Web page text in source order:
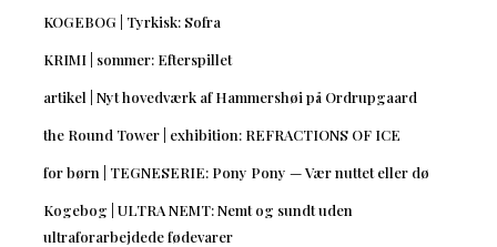
KOGEBOG | Tyrkisk: Sofra
KRIMI | sommer: Efterspillet
artikel | Nyt hovedværk af Hammershøi på Ordrupgaard
the Round Tower | exhibition: REFRACTIONS OF ICE
for børn | TEGNESERIE: Pony Pony — Vær nuttet eller dø
Kogebog | ULTRA NEMT: Nemt og sundt uden
ultraforarbejdede fødevarer